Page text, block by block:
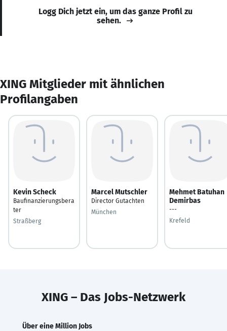
Logg Dich jetzt ein, um das ganze Profil zu
sehen.
XING Mitglieder mit ähnlichen
Profilangaben
Kevin Scheck
Baufinanzierungsbera
ter
Straßberg
Marcel Mutschler
Director Gutachten
München
Mehmet Batuhan
Demirbas
---
Krefeld
XING – Das Jobs-Netzwerk
Über eine Million Jobs